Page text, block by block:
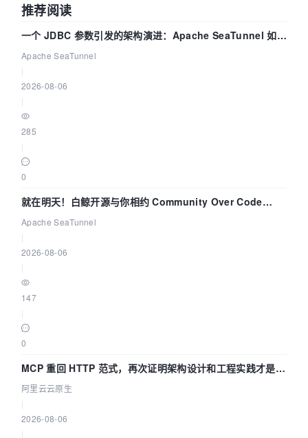
推荐阅读
一个 JDBC 参数引发的架构演进：Apache SeaTunnel 如何
解决数据同步中的“定时 Flush”难题
Apache SeaTunnel
2026-08-06
285
0
就在明天！白鲸开源与你相约 Community Over Code
Asia 2026 主题演讲！
Apache SeaTunnel
2026-08-06
147
0
MCP 重回 HTTP 范式，再次证明架构设计和工程实践才是稀
缺资源
阿里云云原生
2026-08-06